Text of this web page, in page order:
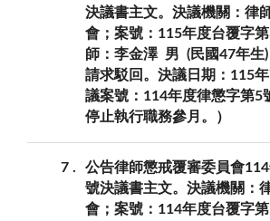
決議書主文。決議機關：律
會；案號：115年度台覆字
師：李金澤 男 (民國47年生
請求駁回。決議日期：115
議案號：114年度律懲字第5
停止執行職務參月。）
7
公告律師懲戒覆審委員會
號決議書主文。決議機關：
會；案號：114年度台覆字